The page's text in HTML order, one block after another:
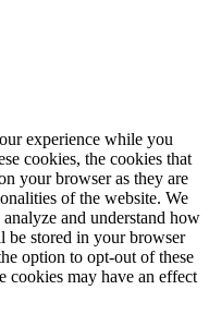
experience while you
cookies, the cookies that
your browser as they are
of the website. We
and understand how
be stored in your browser
option to opt-out of these
cookies may have an effect